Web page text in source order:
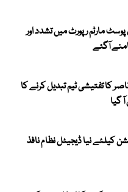
مارٹم رپورٹ میں تشدد اور
آگئے
کا تفتیشی ٹیم تبدیل کرنے کا
گیا
آپریشن کیلئے نیا ڈیجیٹل نظام نافذ